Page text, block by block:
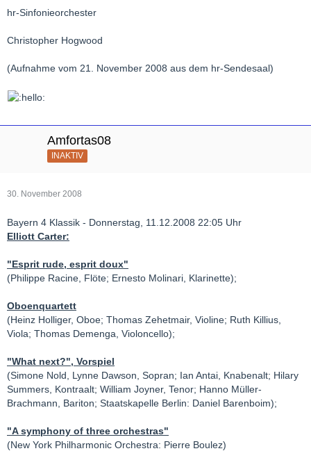
hr-Sinfonieorchester
Christopher Hogwood
(Aufnahme vom 21. November 2008 aus dem hr-Sendesaal)
Amfortas08
INAKTIV
30. November 2008
Bayern 4 Klassik - Donnerstag, 11.12.2008 22:05 Uhr
Elliott Carter:
"Esprit rude, esprit doux"
(Philippe Racine, Flöte; Ernesto Molinari, Klarinette);
Oboenquartett
(Heinz Holliger, Oboe; Thomas Zehetmair, Violine; Ruth Killius,
Viola; Thomas Demenga, Violoncello);
"What next?", Vorspiel
(Simone Nold, Lynne Dawson, Sopran; Ian Antai, Knabenalt; Hilary
Summers, Kontraalt; William Joyner, Tenor; Hanno Müller-
Brachmann, Bariton; Staatskapelle Berlin: Daniel Barenboim);
"A symphony of three orchestras"
(New York Philharmonic Orchestra: Pierre Boulez)